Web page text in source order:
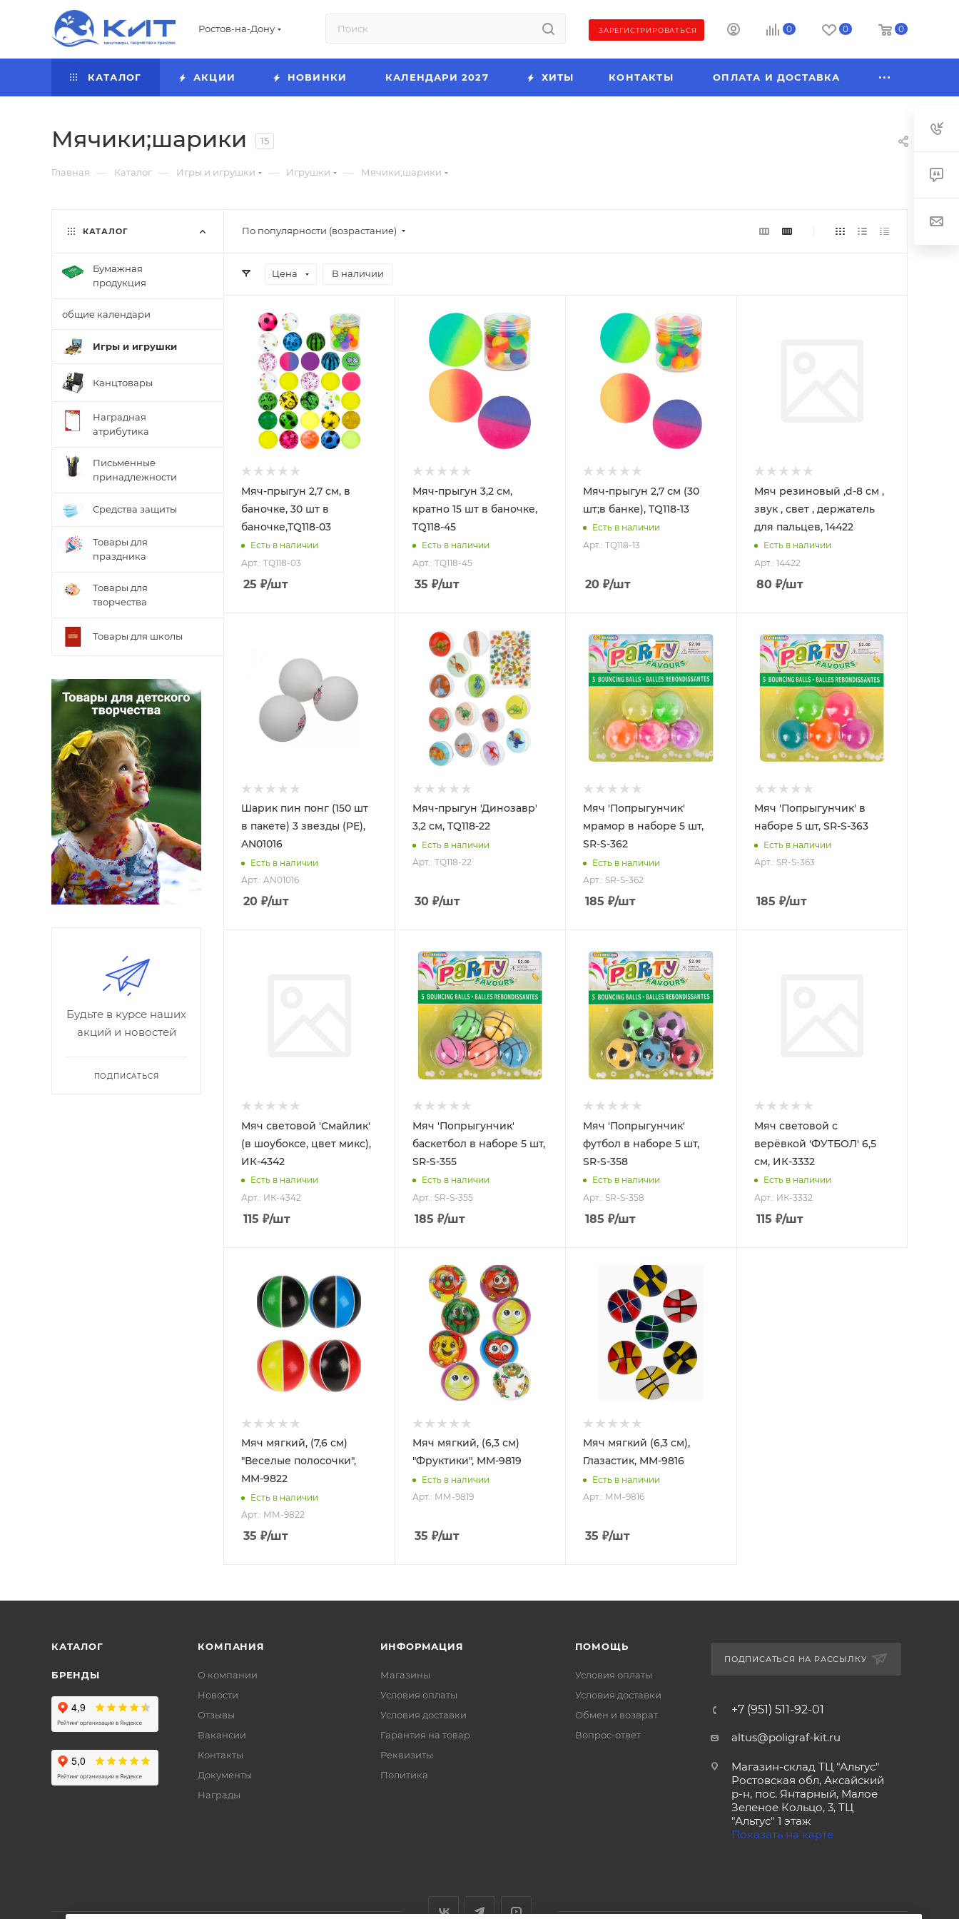
Ростов-на-Дону ЗАРЕГИСТРИРОВАТЬСЯ 0 0 0
КАТАЛОГ АКЦИИ НОВИНКИ КАЛЕНДАРИ 2027 ХИТЫ КОНТАКТЫ ОПЛАТА И ДОСТАВКА
Мячики;шарики 15
Главная — Каталог — Игры и игрушки — Игрушки — Мячики;шарики
По популярности (возрастание)
Цена В наличии
Мяч-прыгун 2,7 см, в
баночке, 30 шт в
баночке,TQ118-03
Есть в наличии
Арт.: TQ118-03
25 ₽/шт
Мяч-прыгун 3,2 см,
кратно 15 шт в баночке,
TQ118-45
Есть в наличии
Арт.: TQ118-45
35 ₽/шт
Мяч-прыгун 2,7 см (30
шт;в банке), TQ118-13
Есть в наличии
Арт.: TQ118-13
20 ₽/шт
Мяч резиновый ,d-8 см ,
звук , свет , держатель
для пальцев, 14422
Есть в наличии
Арт.: 14422
80₽/шт
Шарик пин понг (150 шт
в пакете) 3 звезды (PE),
AN01016
Есть в наличии
Арт.: AN01016
20 ₽/шт
Мяч-прыгун 'Динозавр'
3,2 см, TQ118-22
Есть в наличии
Арт.: TQ118-22
30₽/шт
Мяч 'Попрыгунчик'
мрамор в наборе 5 шт,
SR-S-362
Есть в наличии
Арт.: SR-S-362
185 ₽/шт
Мяч 'Попрыгунчик' в
наборе 5 шт, SR-S-363
Есть в наличии
Арт.: SR-S-363
185 ₽/шт
Мяч световой 'Смайлик'
(в шоубоксе, цвет микс),
ИК-4342
Есть в наличии
Арт.: ИК-4342
115 ₽/шт
Мяч 'Попрыгунчик'
баскетбол в наборе 5 шт,
SR-S-355
Есть в наличии
Арт.: SR-S-355
185 ₽/шт
Мяч 'Попрыгунчик'
футбол в наборе 5 шт,
SR-S-358
Есть в наличии
Арт.: SR-S-358
185 ₽/шт
Мяч световой с
верёвкой 'ФУТБОЛ' 6,5
см, ИК-3332
Есть в наличии
Арт.: ИК-3332
115 ₽/шт
Мяч мягкий, (7,6 см)
"Веселые полосочки",
ММ-9822
Есть в наличии
Арт.: ММ-9822
35 ₽/шт
Мяч мягкий, (6,3 см)
"Фруктики", ММ-9819
Есть в наличии
Арт.: ММ-9819
35 ₽/шт
Мяч мягкий (6,3 см),
Глазастик, ММ-9816
Есть в наличии
Арт.: ММ-9816
35 ₽/шт
КАТАЛОГ
Бумажная
продукция
общие календари
Игры и игрушки
Канцтовары
Наградная
атрибутика
Письменные
принадлежности
Средства защиты
Товары для
праздника
Товары для
творчества
Товары для школы
Будьте в курсе наших
акций и новостей
ПОДПИСАТЬСЯ
КАТАЛОГ
БРЕНДЫ
КОМПАНИЯ
О компании
Новости
Отзывы
Вакансии
Контакты
Документы
Награды
ИНФОРМАЦИЯ
Магазины
Условия оплаты
Условия доставки
Гарантия на товар
Реквизиты
Политика
ПОМОЩЬ
Условия оплаты
Условия доставки
Обмен и возврат
Вопрос-ответ
ПОДПИСАТЬСЯ НА РАССЫЛКУ
+7 (951) 511-92-01
altus@poligraf-kit.ru
Магазин-склад ТЦ "Альтус"
Ростовская обл, Аксайский
р-н, пос. Янтарный, Малое
Зеленое Кольцо, 3, ТЦ
"Альтус" 1 этаж
Показать на карте